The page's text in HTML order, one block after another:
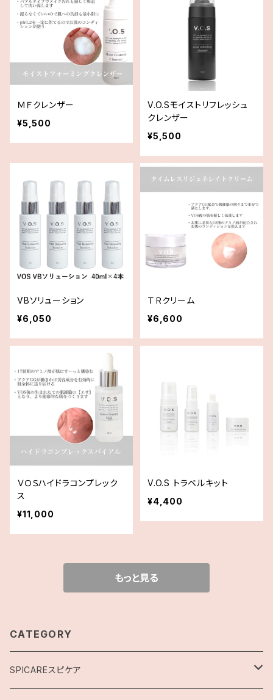
ＭＦクレンザー
¥5,500
V.O.Sモイストリフレッシュ
クレンザー
¥5,500
VBソリューション
¥6,050
ＴＲクリーム
¥6,600
ＶＯＳハイドラコンプレック
ス
¥11,000
V.O.S トラベルキット
¥4,400
もっと見る
CATEGORY
SPICAREスピケア